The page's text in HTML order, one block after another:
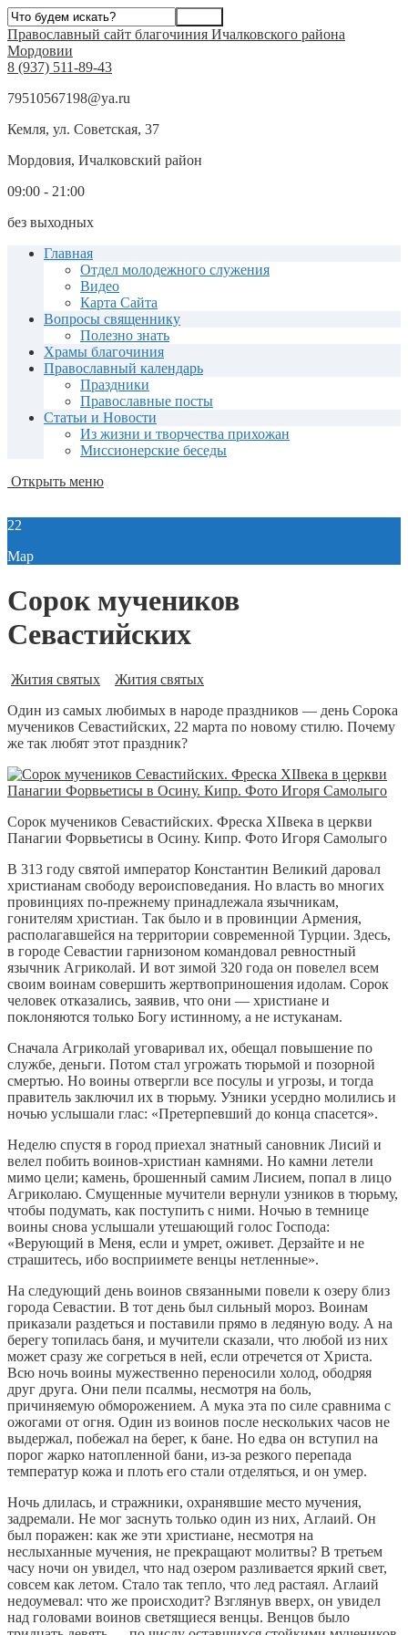
Православный сайт благочиния Ичалковского района
Мордовии
8 (937) 511-89-43
79510567198@ya.ru
Кемля, ул. Советская, 37
Мордовия, Ичалковский район
09:00 - 21:00
без выходных
Главная
Отдел молодежного служения
Видео
Карта Сайта
Вопросы священнику
Полезно знать
Храмы благочиния
Православный календарь
Праздники
Православные посты
Статьи и Новости
Из жизни и творчества прихожан
Миссионерские беседы
Открыть меню
22
Мар
Сорок мучеников
Севастийских
Жития святых
Жития святых
Один из самых любимых в народе праздников — день Сорока
мучеников Севастийских, 22 марта по новому стилю. Почему
же так любят этот праздник?
Сорок мучеников Севастийских. Фреска XIIвека в церкви
Панагии Форвьетисы в Осину. Кипр. Фото Игоря Самoлыго
В 313 году святой император Константин Великий даровал
христианам свободу вероисповедания. Но власть во многих
провинциях по-прежнему принадлежала язычникам,
гонителям христиан. Так было и в провинции Армения,
располагавшейся на территории современной Турции. Здесь,
в городе Севастии гарнизоном командовал ревностный
язычник Агриколай. И вот зимой 320 года он повелел всем
своим воинам совершить жертвоприношения идолам. Сорок
человек отказались, заявив, что они — христиане и
поклоняются только Богу истинному, а не истуканам.
Сначала Агриколай уговаривал их, обещал повышение по
службе, деньги. Потом стал угрожать тюрьмой и позорной
смертью. Но воины отвергли все посулы и угрозы, и тогда
правитель заключил их в тюрьму. Узники усердно молились и
ночью услышали глас: «Претерпевший до конца спасется».
Неделю спустя в город приехал знатный сановник Лисий и
велел побить воинов-христиан камнями. Но камни летели
мимо цели; камень, брошенный самим Лисием, попал в лицо
Агриколаю. Смущенные мучители вернули узников в тюрьму,
чтобы подумать, как поступить с ними. Ночью в темнице
воины снова услышали утешающий голос Господа:
«Верующий в Меня, если и умрет, оживет. Дерзайте и не
страшитесь, ибо восприимете венцы нетленные».
На следующий день воинов связанными повели к озеру близ
города Севастии. В тот день был сильный мороз. Воинам
приказали раздеться и поставили прямо в ледяную воду. А на
берегу топилась баня, и мучители сказали, что любой из них
может сразу же согреться в ней, если отречется от Христа.
Всю ночь воины мужественно переносили холод, ободряя
друг друга. Они пели псалмы, несмотря на боль,
причиняемую обморожением. А мука эта по силе сравнима с
ожогами от огня. Один из воинов после нескольких часов не
выдержал, побежал на берег, к бане. Но едва он вступил на
порог жарко натопленной бани, из-за резкого перепада
температур кожа и плоть его стали отделяться, и он умер.
Ночь длилась, и стражники, охранявшие место мучения,
задремали. Не мог заснуть только один из них, Аглаий. Он
был поражен: как же эти христиане, несмотря на
неслыханные мучения, не прекращают молитвы? В третьем
часу ночи он увидел, что над озером разливается яркий свет,
совсем как летом. Стало так тепло, что лед растаял. Аглаий
недоумевал: что же происходит? Взглянув вверх, он увидел
над головами воинов светящиеся венцы. Венцов было